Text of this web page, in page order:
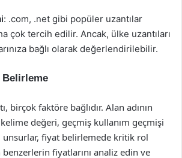
: .com, .net gibi popüler uzantılar
çok tercih edilir. Ancak, ülke uzantıları
bağlı olarak değerlendirilebilir.
Belirleme
birçok faktöre bağlıdır. Alan adının
değeri, geçmiş kullanım geçmişi
unsurlar, fiyat belirlemede kritik rol
benzerlerin fiyatlarını analiz edin ve